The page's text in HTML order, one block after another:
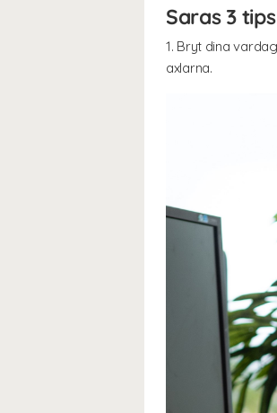
Saras 3
1. Bryt dina
axlarna.